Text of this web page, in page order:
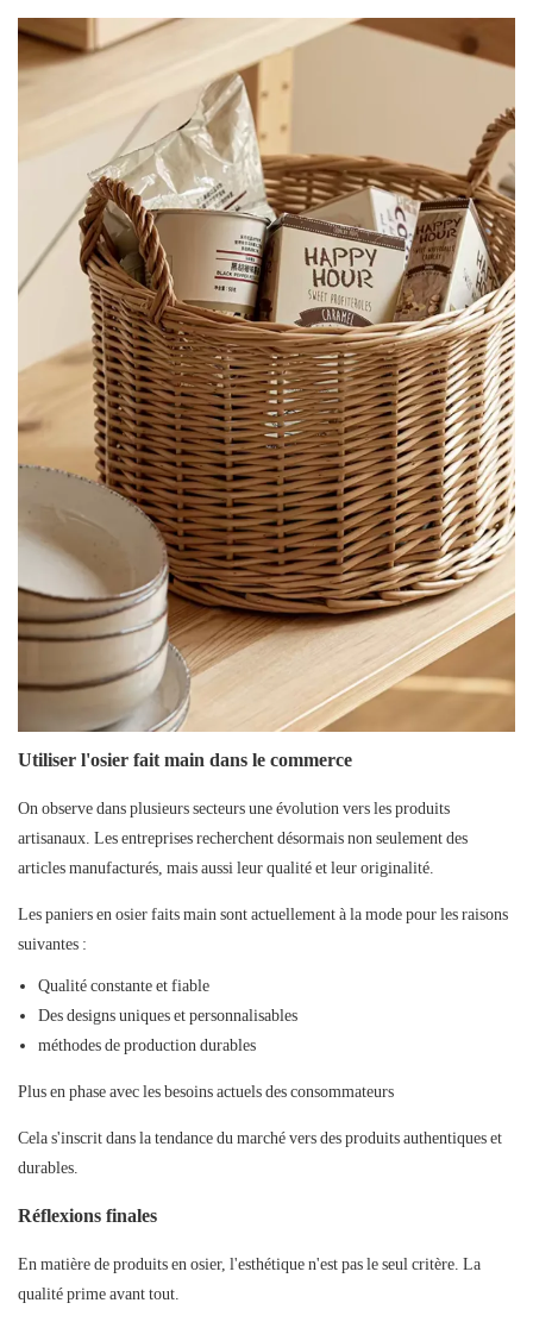
Utiliser l'osier fait main dans le commerce
On observe dans plusieurs secteurs une évolution vers les produits
artisanaux. Les entreprises recherchent désormais non seulement des
articles manufacturés, mais aussi leur qualité et leur originalité.
Les paniers en osier faits main sont actuellement à la mode pour les raisons
suivantes :
Qualité constante et fiable
Des designs uniques et personnalisables
méthodes de production durables
Plus en phase avec les besoins actuels des consommateurs
Cela s'inscrit dans la tendance du marché vers des produits authentiques et
durables.
Réflexions finales
En matière de produits en osier, l'esthétique n'est pas le seul critère. La
qualité prime avant tout.